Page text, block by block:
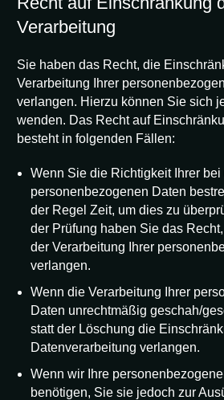
Verarbeitung
Sie haben das Recht, die
Verarbeitung Ihrer
verlangen. Hierzu können Sie sich
wenden. Das Recht auf
besteht in folgenden Fällen:
Wenn Sie die Richtigkeit Ihrer
personenbezogenen Daten
der Regel Zeit, um dies zu
der Prüfung haben Sie das
der Verarbeitung Ihrer
verlangen.
Wenn die Verarbeitung Ihrer
Daten unrechtmäßig geschah/
statt der Löschung die
Datenverarbeitung verlangen.
Wenn wir Ihre
benötigen, Sie sie jedoch zur